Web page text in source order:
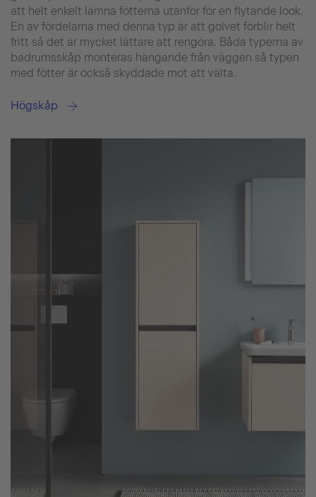
att helt enkelt lämna fötterna utanför för en flytande look.
En av fördelarna med denna typ är att golvet förblir helt
fritt så det är mycket lättare att rengöra. Båda typerna av
badrumsskåp monteras hängande från väggen så typen
med fötter är också skyddade mot att välta.
Högskåp